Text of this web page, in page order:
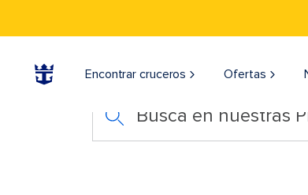
Encontrar cruceros Ofertas
Busca en nuestras